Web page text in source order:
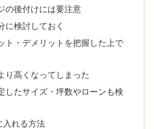
の後付けには要注意
に検討しておく
ト・デメリットを把握した上で
り高くなってしまった
したサイズ・坪数やローンも検
入れる方法